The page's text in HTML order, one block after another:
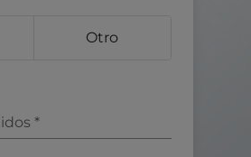
Otro
*